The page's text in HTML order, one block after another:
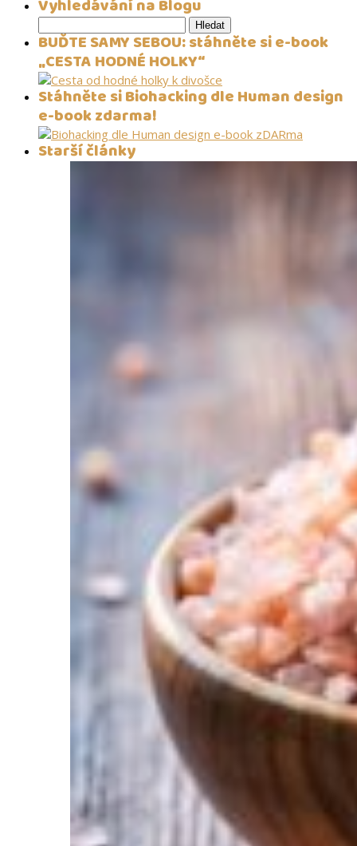
Vyhledávání na Blogu
BUĎTE SAMY SEBOU: stáhněte si e-book
„CESTA HODNÉ HOLKY“
Stáhněte si Biohacking dle Human design
e-book zdarma!
Starší články